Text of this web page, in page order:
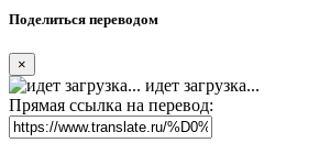
Поделиться переводом
×
идет загрузка...
Прямая ссылка на перевод: